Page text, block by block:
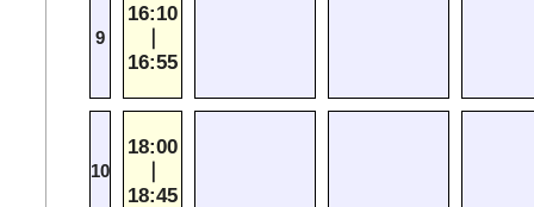
9
16:10
16:55
10
18:00
18:45